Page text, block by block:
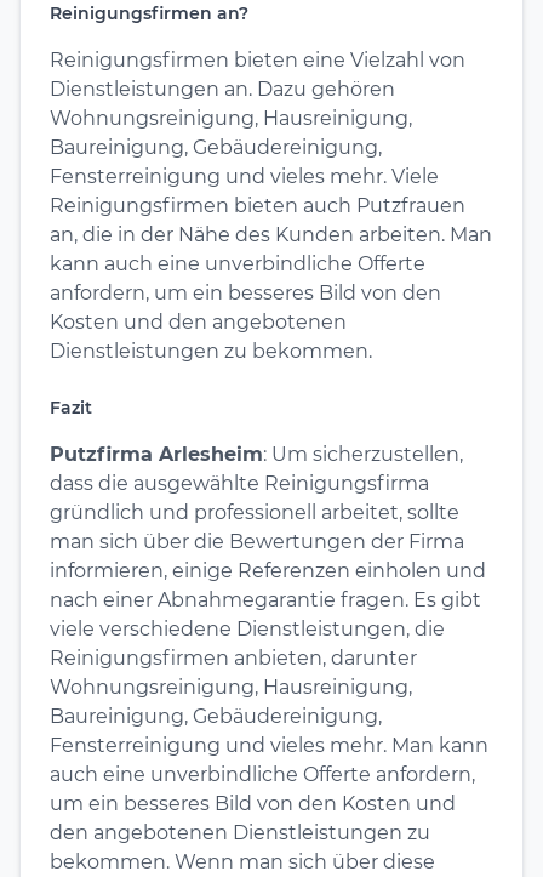
Reinigungsfirmen an?
Reinigungsfirmen bieten eine Vielzahl von
Dienstleistungen an. Dazu gehören
Wohnungsreinigung, Hausreinigung,
Baureinigung, Gebäudereinigung,
Fensterreinigung und vieles mehr. Viele
Reinigungsfirmen bieten auch Putzfrauen
an, die in der Nähe des Kunden arbeiten. Man
kann auch eine unverbindliche Offerte
anfordern, um ein besseres Bild von den
Kosten und den angebotenen
Dienstleistungen zu bekommen.
Fazit
Putzfirma Arlesheim: Um sicherzustellen,
dass die ausgewählte Reinigungsfirma
gründlich und professionell arbeitet, sollte
man sich über die Bewertungen der Firma
informieren, einige Referenzen einholen und
nach einer Abnahmegarantie fragen. Es gibt
viele verschiedene Dienstleistungen, die
Reinigungsfirmen anbieten, darunter
Wohnungsreinigung, Hausreinigung,
Baureinigung, Gebäudereinigung,
Fensterreinigung und vieles mehr. Man kann
auch eine unverbindliche Offerte anfordern,
um ein besseres Bild von den Kosten und
den angebotenen Dienstleistungen zu
bekommen. Wenn man sich über diese